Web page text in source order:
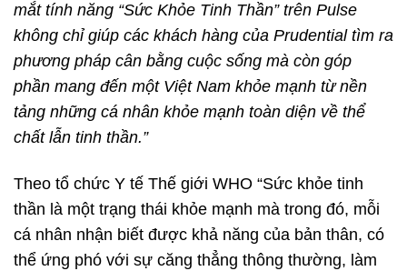
mắt tính năng “Sức Khỏe Tinh Thần” trên Pulse
không chỉ giúp các khách hàng của Prudential tìm ra
phương pháp cân bằng cuộc sống mà còn góp
phần mang đến một Việt Nam khỏe mạnh từ nền
tảng những cá nhân khỏe mạnh toàn diện về thể
chất lẫn tinh thần.”
Theo tổ chức Y tế Thế giới WHO “Sức khỏe tinh
thần là một trạng thái khỏe mạnh mà trong đó, mỗi
cá nhân nhận biết được khả năng của bản thân, có
thể ứng phó với sự căng thẳng thông thường, làm